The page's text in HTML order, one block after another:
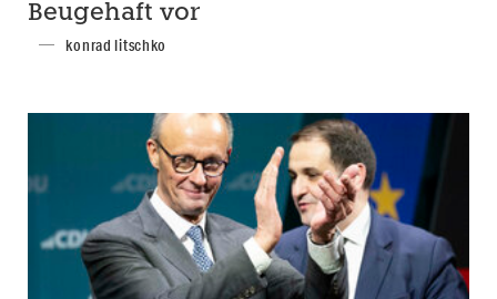
Beugehaft vor
konrad litschko